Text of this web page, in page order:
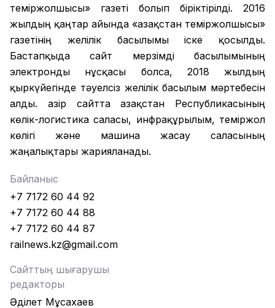
теміржолшысы» газеті болып біріктірілді. 2016
жылдың қаңтар айында «Қазақстан теміржолшысы»
газетінің желілік басылымы іске қосылды.
Бастапқыда сайт мерзімді басылымының
электронды нұсқасы болса, 2018 жылдың
қыркүйегінде тәуелсіз желілік басылым мәртебесін
алды. Қазір сайтта Қазақстан Республикасының
көлік-логистика саласы, инфрақұрылым, теміржол
көлігі және машина жасау саласының
жаңалықтары жарияланады.
Байланыс
+7 7172 60 44 92
+7 7172 60 44 88
+7 7172 60 44 87
railnews.kz@gmail.com
Сайттың шығарушы
редакторы
Әділет Мұсахаев